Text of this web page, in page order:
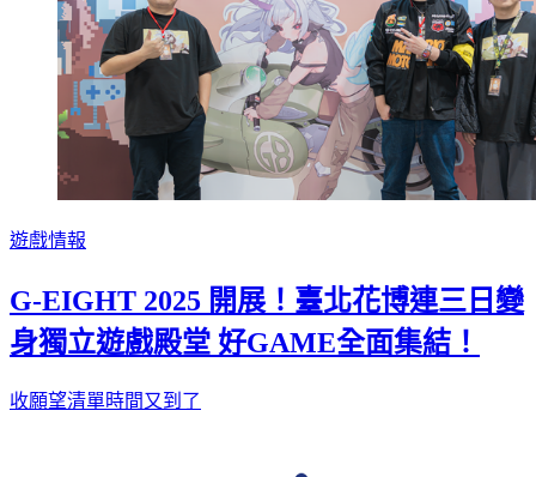
遊戲情報
G-EIGHT 2025 開展！臺北花博連三日變
身獨立遊戲殿堂 好GAME全面集結！
收願望清單時間又到了